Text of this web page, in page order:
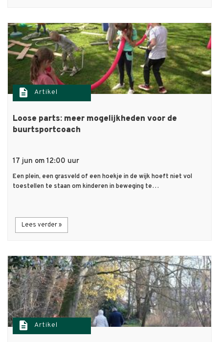
description Artikel
Loose parts: meer mogelijkheden voor de
buurtsportcoach
17 jun om 12:00 uur
Een plein, een grasveld of een hoekje in de wijk hoeft niet vol
toestellen te staan om kinderen in beweging te…
Lees verder »
description Artikel